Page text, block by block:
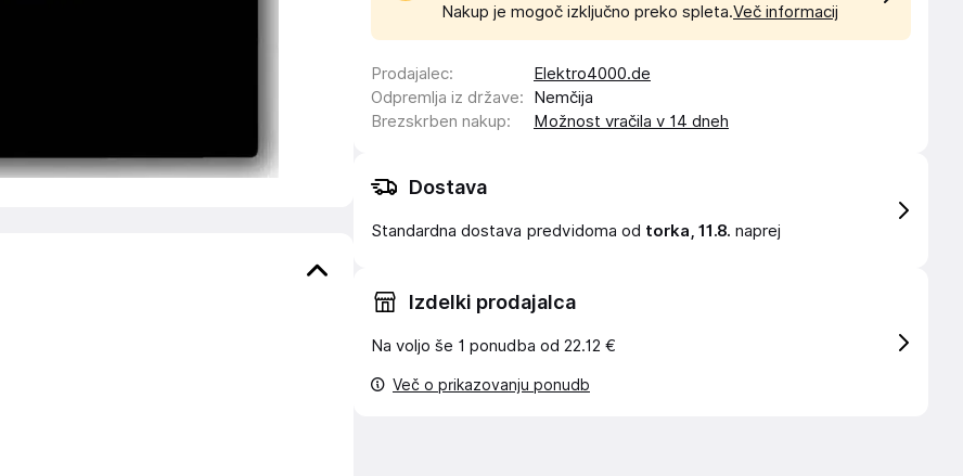
Nakup je mogoč izključno preko spleta.Več informacij
Prodajalec:
Elektro4000.de
Odpremlja iz države:
Nemčija
Brezskrben nakup: Možnost vračila v 14 dneh
Dostava
Standardna dostava predvidoma od torka, 11.8. naprej
Izdelki prodajalca
Na voljo še 1 ponudba od 22.12 €
Več o prikazovanju ponudb